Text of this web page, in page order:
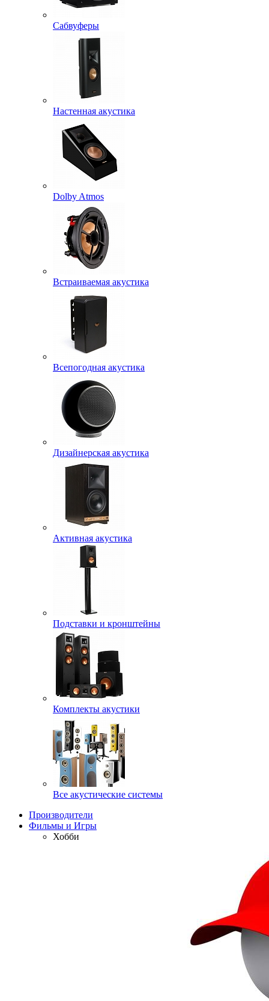
Сабвуферы
Настенная акустика
Dolby Atmos
Встраиваемая акустика
Всепогодная акустика
Дизайнерская акустика
Активная акустика
Подставки и кронштейны
Комплекты акустики
Все акустические системы
Производители
Фильмы и Игры
Хобби